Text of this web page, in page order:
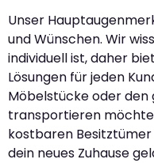
Unser
und Wünschen. Wir
individuell ist, daher
Lösungen für jeden
Möbelstücke oder den
transportieren
kostbaren
dein neues Zuhause